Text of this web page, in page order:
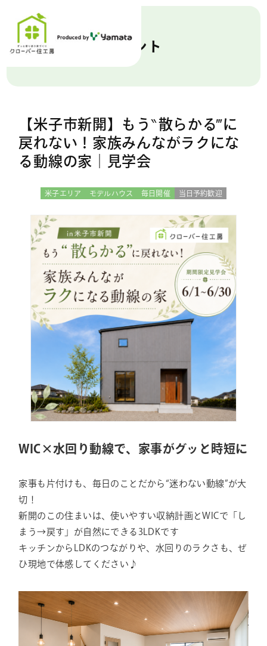
イベント
【米子市新開】もう‶散らかる‴に
戻れない！家族みんながラクにな
る動線の家｜見学会
米子エリア モデルハウス 毎日開催 当日予約歓迎
WIC×水回り動線で、家事がグッと時短に
家事も片付けも、毎日のことだから“迷わない動線”が大
切！
新開のこの住まいは、使いやすい収納計画とWICで「し
まう→戻す」が自然にできる3LDKです
キッチンからLDKのつながりや、水回りのラクさも、ぜ
ひ現地で体感してください♪